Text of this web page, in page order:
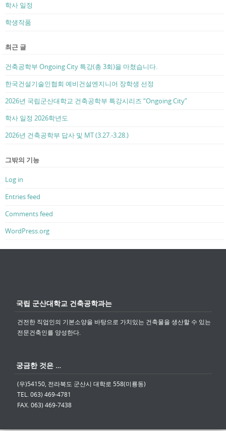
학사 일정
학생작품
최근 글
건축공학부 Ongoing City 특강(총 3회)을 마쳤습니다.
한국건설기술인협회 예비건설엔지니어 장학생 선정
2026년 국립군산대학교 건축공학부 특강시리즈 “Ongoing City”
학사 일정 2026학년도
2026년 건축공학부 답사 및 MT (3.27.-3.28.)
그밖의 기능
Log in
Entries feed
Comments feed
WordPress.org
국립 군산대학교 건축공학과는
건전한 직업인의 기본소양을 바탕으로 가치있는 건축물을 생산할 수 있는
전문건축인를 양성한다.
궁금한 것은 …
(우)54150, 전라북도 군산시 대학로 558(미룡동)
TEL. 063) 469-4781
FAX. 063) 469-7438